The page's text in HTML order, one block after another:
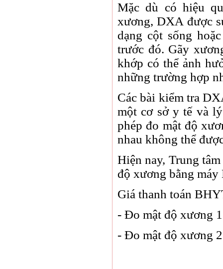
Mặc dù có hiệu
xương, DXA được
dạng cột sống
trước đó. Gãy
khớp có thể ảnh
những trường hợp
Các bài kiểm tra
một cơ sở y tế và
phép đo mật độ
nhau không thể
Hiện nay, Trung
độ xương bằng
Giá thanh toán
- Đo mật độ xương
- Đo mật độ xương